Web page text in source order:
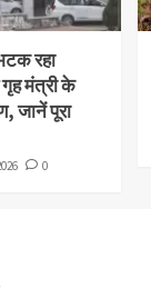
रहा
मंत्री के
जानें पूरा
0